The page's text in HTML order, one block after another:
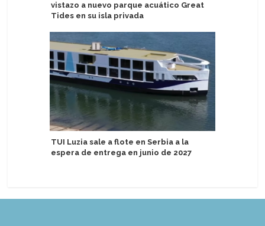
vistazo a nuevo parque acuático Great
Tides en su isla privada
TUI Luzia sale a flote en Serbia a la
espera de entrega en junio de 2027